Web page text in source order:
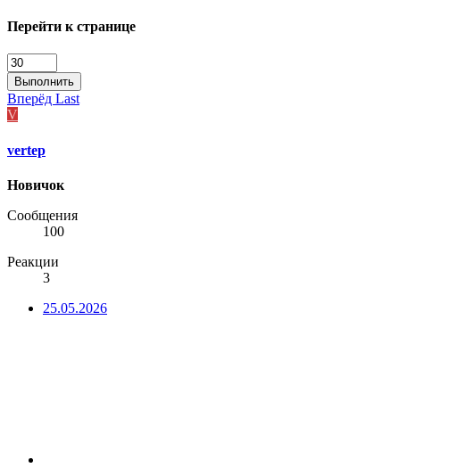
Перейти к странице
Выполнить
Вперёд Last
V
vertep
Новичок
Сообщения
100
Реакции
3
25.05.2026